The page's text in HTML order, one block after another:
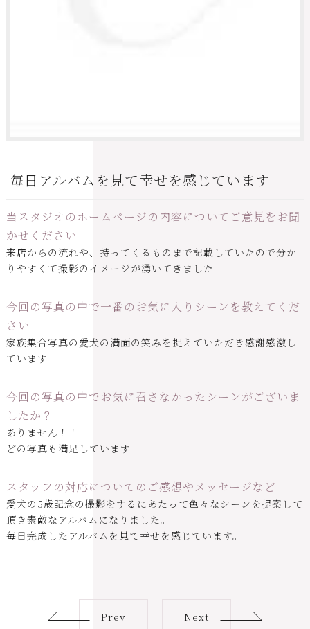
毎日アルバムを見て幸せを感じています
当スタジオのホームページの内容についてご意見をお聞
かせください
来店からの流れや、持ってくるものまで記載していたので分か
りやすくて撮影のイメージが湧いてきました
今回の写真の中で一番のお気に入りシーンを教えてくだ
さい
家族集合写真の愛犬の満面の笑みを捉えていただき感謝感激し
ています
今回の写真の中でお気に召さなかったシーンがございま
したか？
ありません！！
どの写真も満足しています
スタッフの対応についてのご感想やメッセージなど
愛犬の5歳記念の撮影をするにあたって色々なシーンを提案して
頂き素敵なアルバムになりました。
毎日完成したアルバムを見て幸せを感じています。
Prev Next